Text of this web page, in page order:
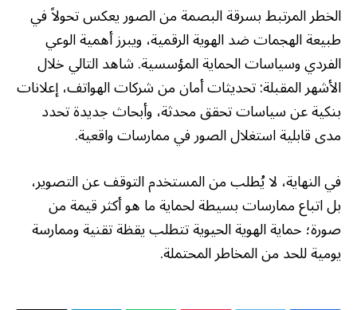
الخطر المرتبط بسرقة البصمة من الصور يعكس تحولاً في
طبيعة الهجمات ضد الهوية الرقمية، ويبرز أهمية الوعي
الفردي وسياسات الحماية المؤسسية. شاهد التالي خلال
الأشهر المقبلة: تحديثات أمان من شركات الهواتف، إعلانات
بنكية عن سياسات تحقق محدثة، وأبحاث جديدة تحدد
مدى قابلية استغلال الصور في ممارسات واقعية.
في النهاية، لا يُطلب من المستخدم التوقف عن التصوير،
بل اتباع ممارسات بسيطة لحماية ما هو أكثر قيمة من
صورة؛ حماية الهوية الحيوية تتطلب يقظة تقنية وممارسة
يومية للحد من المخاطر المحتملة.